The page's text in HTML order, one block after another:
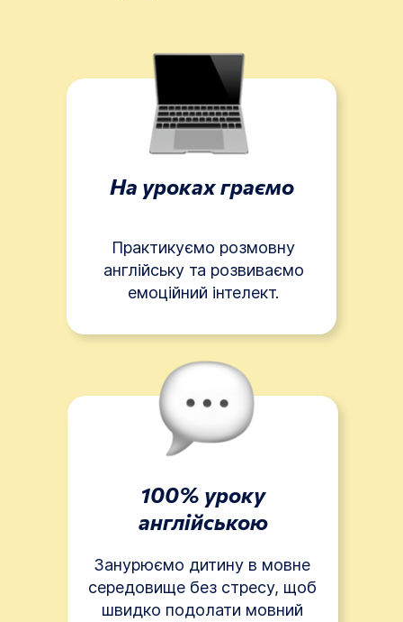
На уроках граємо
Практикуємо розмовну
англійську та розвиваємо
емоційний інтелект.
100% уроку
англійською
Занурюємо дитину в мовне
середовище без стресу, щоб
швидко подолати мовний